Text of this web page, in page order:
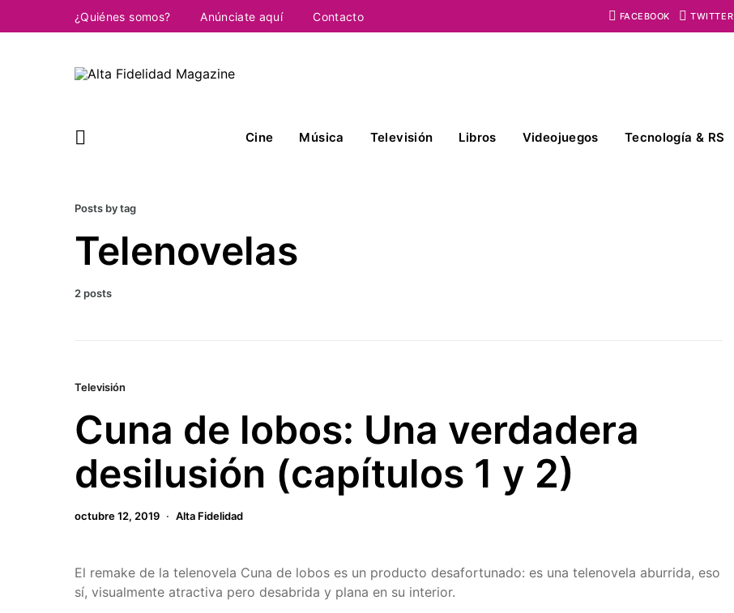
¿Quiénes somos? Anúnciate aquí Contacto FACEBOOK TWITTER
Cine Música Televisión Libros Videojuegos Tecnología & RS
Posts by tag
Telenovelas
2 posts
Televisión
Cuna de lobos: Una verdadera
desilusión (capítulos 1 y 2)
octubre 12, 2019 Alta Fidelidad
El remake de la telenovela Cuna de lobos es un producto desafortunado: es una telenovela aburrida, eso
sí, visualmente atractiva pero desabrida y plana en su interior.